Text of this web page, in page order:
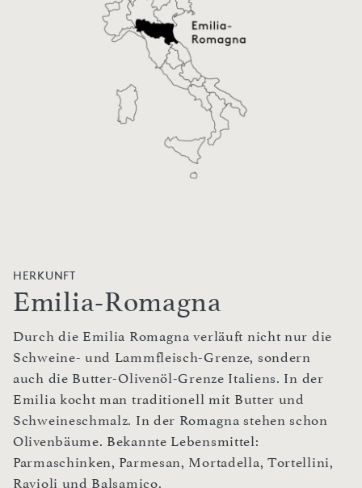
HERKUNFT
Emilia-Romagna
Durch die Emilia Romagna verläuft nicht nur die
Schweine- und Lammfleisch-Grenze, sondern
auch die Butter-Olivenöl-Grenze Italiens. In der
Emilia kocht man traditionell mit Butter und
Schweineschmalz. In der Romagna stehen schon
Olivenbäume. Bekannte Lebensmittel:
Parmaschinken, Parmesan, Mortadella, Tortellini,
Ravioli und Balsamico.